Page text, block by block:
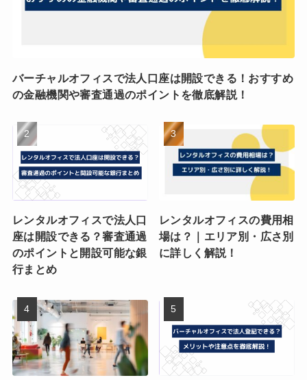
バーチャルオフィスで法人口座は開設できる！おすすめ
の金融機関や審査通過のポイントを徹底解説！
レンタルオフィスで法人口
座は開設できる？審査通過
のポイントと開設可能な銀
行まとめ
レンタルオフィスの費用相
場は？｜エリア別・広さ別
に詳しく解説！